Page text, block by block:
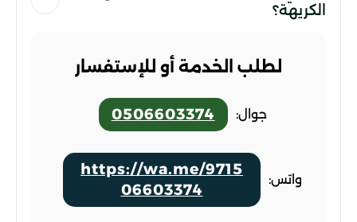
الكريهة؟
لطلب الخدمة أو للإستفسار
جوال: 0506603374
واتس:
https://wa.me/9715
06603374